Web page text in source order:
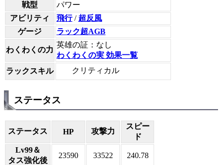
戦型
パワー
アビリティ
飛行/ 超反風
ゲージ
ラック超AGB
わくわくの力
英雄の証：なし
わくわくの実 効果一覧
ラックスキル
クリティカル
ステータス
ステータス HP 攻撃力
スピー
ド
Lv99＆
タス強化後
23590 33522 240.78